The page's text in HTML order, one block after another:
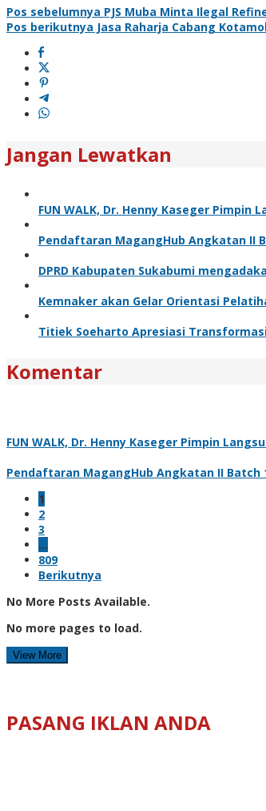
Pos sebelumnya PJS Muba Minta Ilegal
Pos berikutnya Jasa Raharja Cabang
Jangan Lewatkan
FUN WALK, Dr. Henny Kaseger Pimpin
Pendaftaran MagangHub Angkatan II
DPRD Kabupaten Sukabumi
Kemnaker akan Gelar Orientasi
Titiek Soeharto Apresiasi
Komentar
FUN WALK, Dr. Henny Kaseger Pimpin
Pendaftaran MagangHub Angkatan II Batch
1
2
3
…
809
Berikutnya
No More Posts Available.
No more pages to load.
View More
PASANG IKLAN ANDA